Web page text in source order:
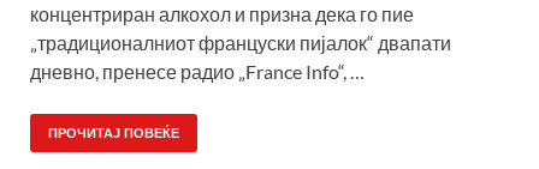
концентриран алкохол и призна дека го пие
„традиционалниот француски пијалок“ двапати
дневно, пренесе радио „France Info“, …
ПРОЧИТАЈ ПОВЕЌЕ